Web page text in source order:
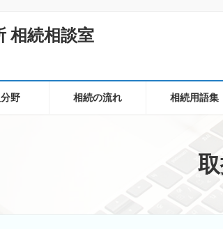
相続相談室
野 相続の流れ 相続用語集